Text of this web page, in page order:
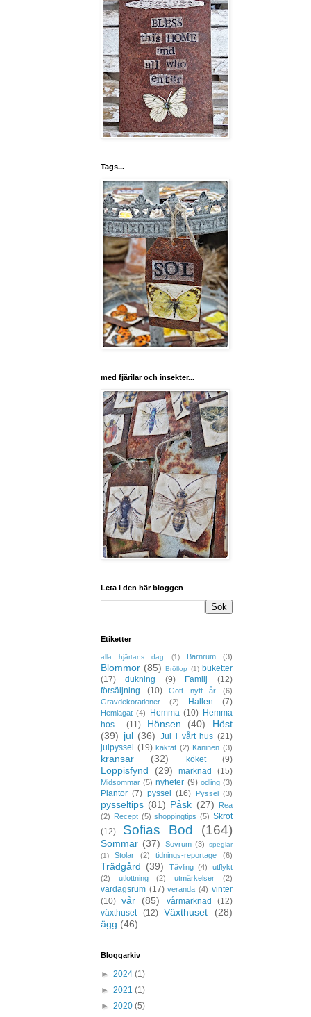
Tags...
med fjärilar och insekter...
Leta i den här bloggen
Etiketter
alla hjärtans dag (1) Barnrum (3)
Blommor (85) Bröllop (1) buketter
(17)
dukning (9) Familj
(12)
försäljning
(10) Gott nytt år
(6)
Gravdekorationer
(2) Hallen (7)
Hemlagat (4) Hemma (10) Hemma
hos...
(11) Hönsen (40)
Höst
(39) jul (36) Jul i vårt hus (21)
julpyssel
(19) kakfat (2) Kaninen (3)
kransar (32) köket (9)
Loppisfynd (29) marknad (15)
Midsommar (5) nyheter (9) odling (3)
Plantor (7) pyssel (16) Pyssel (3)
pysseltips (81) Påsk (27)
Rea
(2) Recept (5) shoppingtips (5) Skrot
(12)
Sofias Bod (164)
Sommar (37) Sovrum (3)
speglar
(1)
Stolar (2) tidnings-reportage (6)
Trädgård (39) Tävling (4)
utflykt
(2)
utlottning (2) utmärkelser (2)
vardagsrum (17) veranda (4) vinter
(10) vår (85) vårmarknad
(12)
växthuset
(12) Växthuset
(28)
ägg (46)
Bloggarkiv
► 2024 (1)
► 2021 (1)
► 2020 (5)